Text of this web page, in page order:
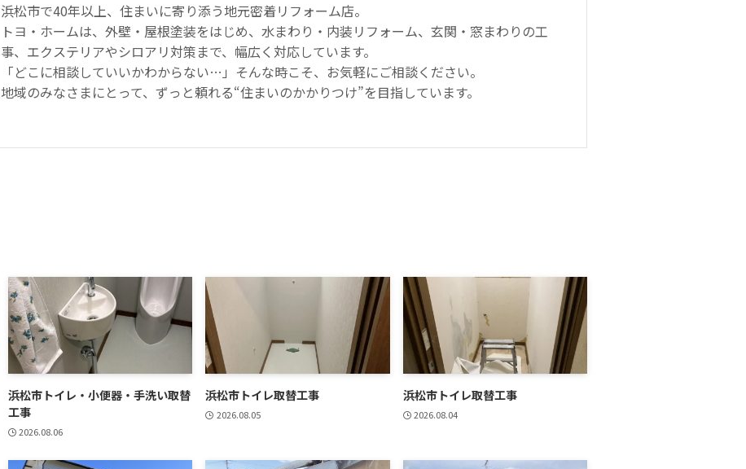
浜松市で40年以上、住まいに寄り添う地元密着リフォーム店。
トヨ・ホームは、外壁・屋根塗装をはじめ、水まわり・内装リフォーム、玄関・窓まわりの工
事、エクステリアやシロアリ対策まで、幅広く対応しています。
「どこに相談していいかわからない…」そんな時こそ、お気軽にご相談ください。
地域のみなさまにとって、ずっと頼れる“住まいのかかりつけ”を目指しています。
浜松市トイレ・小便器・手洗い取替
工事
2026.08.06
浜松市トイレ取替工事
2026.08.05
浜松市トイレ取替工事
2026.08.04